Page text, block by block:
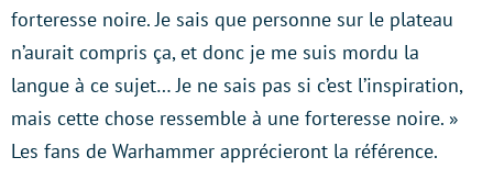
forteresse noire. Je sais que personne sur le plateau
n’aurait compris ça, et donc je me suis mordu la
langue à ce sujet… Je ne sais pas si c’est l’inspiration,
mais cette chose ressemble à une forteresse noire. »
Les fans de Warhammer apprécieront la référence.